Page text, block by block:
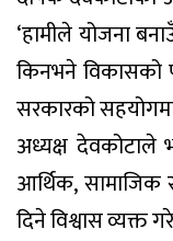
‘हामीले योजना
किनभने विकासको
सरकारको सहयोगमा
अध्यक्ष
आर्थिक, सामाजिक
दिने विश्वास व्यक्त